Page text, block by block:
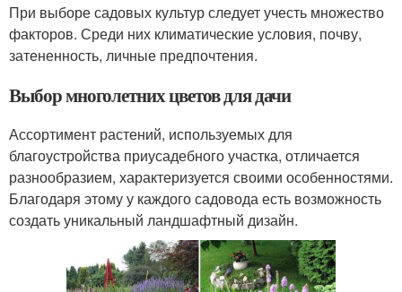
При выборе садовых культур следует учесть множество
факторов. Среди них климатические условия, почву,
затененность, личные предпочтения.
Выбор многолетних цветов для дачи
Ассортимент растений, используемых для
благоустройства приусадебного участка, отличается
разнообразием, характеризуется своими особенностями.
Благодаря этому у каждого садовода есть возможность
создать уникальный ландшафтный дизайн.